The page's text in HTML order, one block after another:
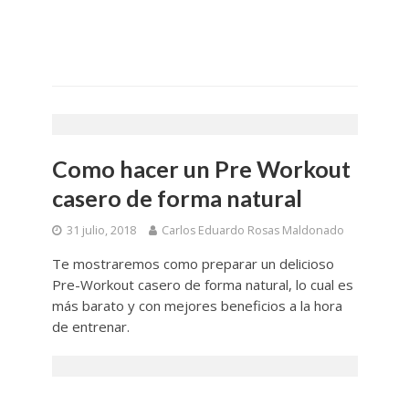
Como hacer un Pre Workout
casero de forma natural
31 julio, 2018 Carlos Eduardo Rosas Maldonado
Te mostraremos como preparar un delicioso
Pre-Workout casero de forma natural, lo cual es
más barato y con mejores beneficios a la hora
de entrenar.